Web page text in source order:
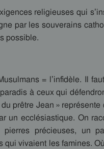
religieuses qui
par les souverains
possible.
= l’infidèle. Il faut
à ceux qui
prêtre Jean »
un ecclésiastique. On
pierres précieuses, un
qui vivaient les famines.